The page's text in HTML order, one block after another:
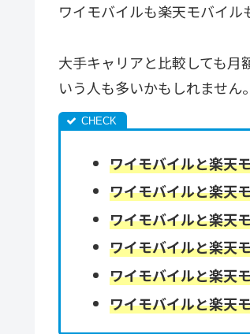
ワイモバイルも楽天モバイル
大手キャリアと比較しても
いう人も多いかもしれません。
ワイモバイルと楽天
ワイモバイルと楽天
ワイモバイルと楽天
ワイモバイルと楽天
ワイモバイルと楽天
ワイモバイルと楽天